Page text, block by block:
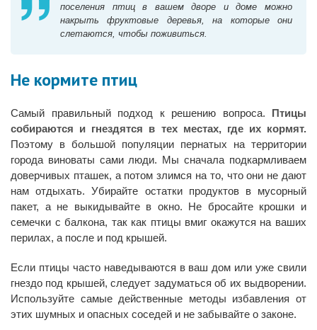
поселения птиц в вашем дворе и доме можно
накрыть фруктовые деревья, на которые они
слетаются, чтобы поживиться.
Не кормите птиц
Самый правильный подход к решению вопроса. Птицы
собираются и гнездятся в тех местах, где их кормят.
Поэтому в большой популяции пернатых на территории
города виноваты сами люди. Мы сначала подкармливаем
доверчивых пташек, а потом злимся на то, что они не дают
нам отдыхать. Убирайте остатки продуктов в мусорный
пакет, а не выкидывайте в окно. Не бросайте крошки и
семечки с балкона, так как птицы вмиг окажутся на ваших
перилах, а после и под крышей.
Если птицы часто наведываются в ваш дом или уже свили
гнездо под крышей, следует задуматься об их выдворении.
Используйте самые действенные методы избавления от
этих шумных и опасных соседей и не забывайте о законе.